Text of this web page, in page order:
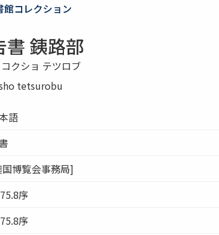
館コレクション
銕路部
クショ テツロブ
tetsurobu
語
博覧会事務局]
序
序